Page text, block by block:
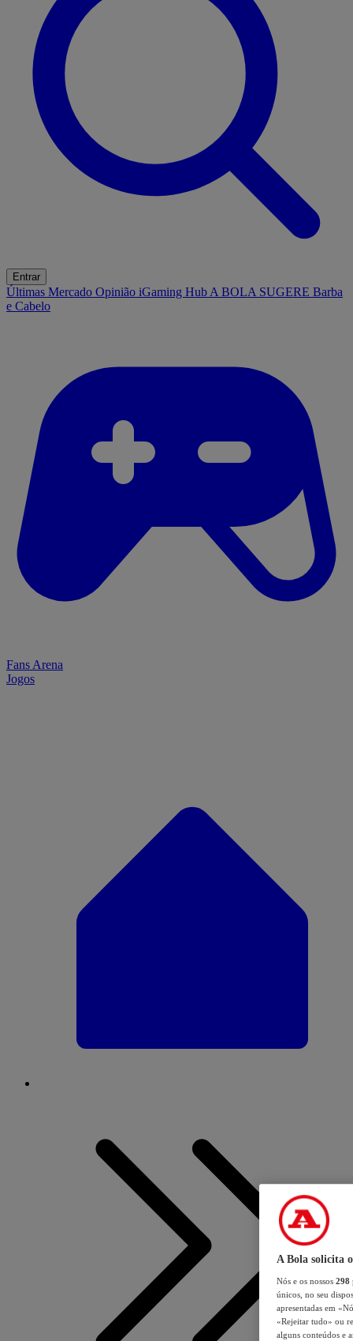
Entrar
Últimas Mercado Opinião iGaming Hub A BOLA SUGERE Barba
e Cabelo
Fans Arena
Jogos
A Bola solicita
Nós e os nossos 298
únicos, no seu
apresentadas em
«Rejeitar tudo» ou
alguns conteúdos e